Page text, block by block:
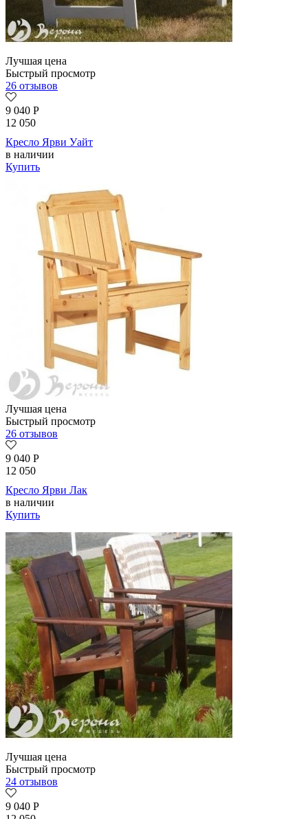
Лучшая цена
Быстрый просмотр
26 отзывов
9 040 Р
12 050
Кресло Ярви Уайт
в наличии
Купить
Лучшая цена
Быстрый просмотр
26 отзывов
9 040 Р
12 050
Кресло Ярви Лак
в наличии
Купить
Лучшая цена
Быстрый просмотр
24 отзывов
9 040 Р